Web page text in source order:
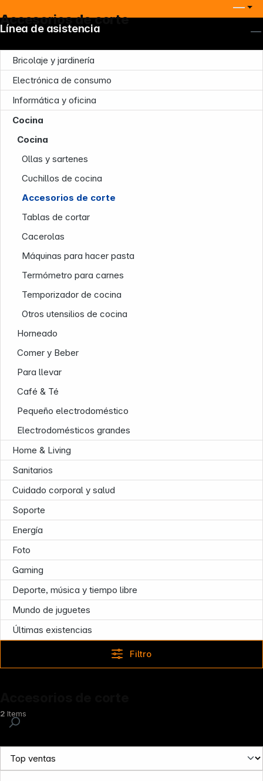
Accesorios de corte
Bricolaje y jardinería
Electrónica de consumo
Informática y oficina
Cocina
Cocina
Ollas y sartenes
Cuchillos de cocina
Accesorios de corte
Tablas de cortar
Cacerolas
Máquinas para hacer pasta
Termómetro para carnes
Temporizador de cocina
Otros utensilios de cocina
Horneado
Comer y Beber
Para llevar
Café & Té
Pequeño electrodoméstico
Electrodomésticos grandes
Home & Living
Sanitarios
Cuidado corporal y salud
Soporte
Energía
Foto
Gaming
Deporte, música y tiempo libre
Mundo de juguetes
Últimas existencias
Filtro
2 Items
Línea de asistencia
Nuestra empresa
Infoterminal
News
Follow us on